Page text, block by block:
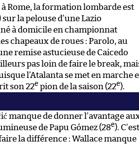
Rome, la formation lombarde est
la pelouse d’une Lazio
à domicile en championnat
chapeaux de roues : Parolo, au
remise astucieuse de Caicedo
pas loin de faire le break,
l’Atalanta se met en marche
son 22e pion de la saison (22e).
manque de donner l’avantage
de Papu Gómez (28e). C’est
la différence : Wallace manque